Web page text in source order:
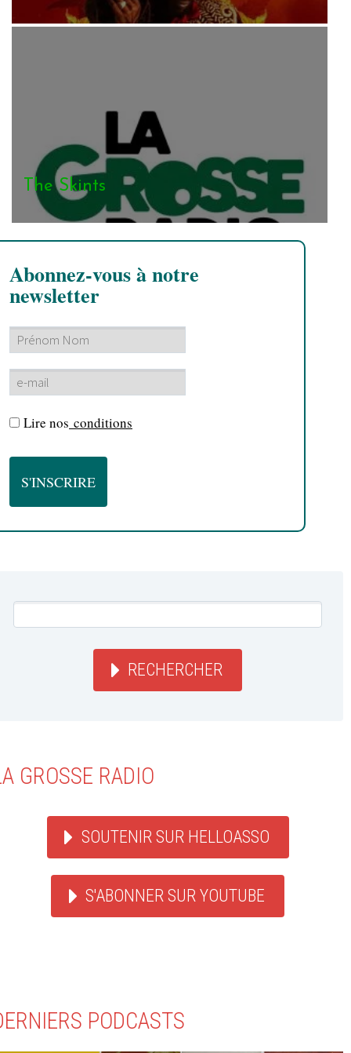
The Skints
Abonnez-vous à notre
newsletter
Lire nos conditions
RECHERCHER
GROSSE RADIO
SOUTENIR SUR HELLOASSO
S'ABONNER SUR YOUTUBE
PODCASTS